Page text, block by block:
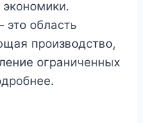
экономики.
область
производство,
ограниченных